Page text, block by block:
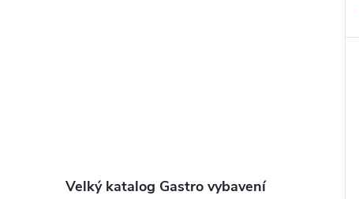
Velký katalog Gastro vybavení